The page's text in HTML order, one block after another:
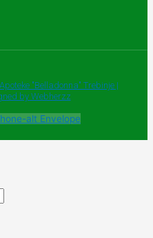
"Belladonna" Trebinje |
by Webherzz
alt Envelope